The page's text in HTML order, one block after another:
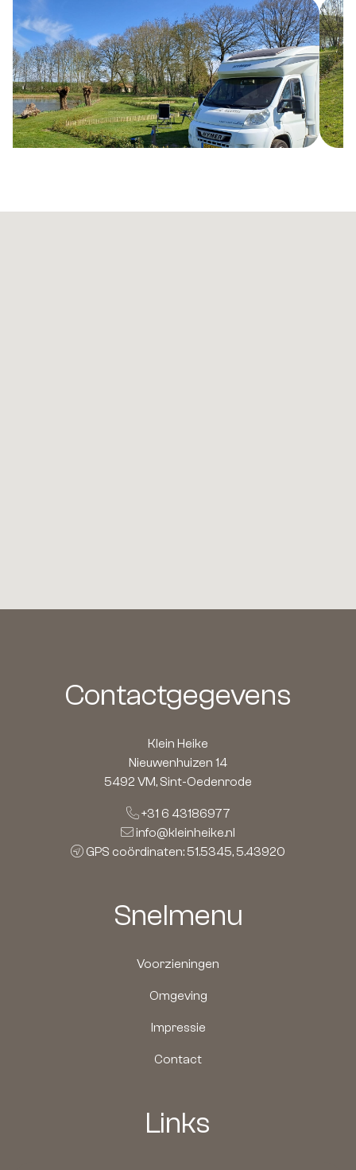
13
Contactgegevens
Klein Heike
Nieuwenhuizen 14
5492 VM, Sint-Oedenrode
+31 6 43186977
info@kleinheike.nl
GPS coördinaten: 51.5345, 5.43920
Snelmenu
Voorzieningen
Omgeving
Impressie
Contact
Links